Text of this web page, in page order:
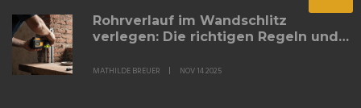
Rohrverlauf im Wandschlitz
verlegen: Die richtigen Regeln und
MATHILDE BREUER NOV 14 2025